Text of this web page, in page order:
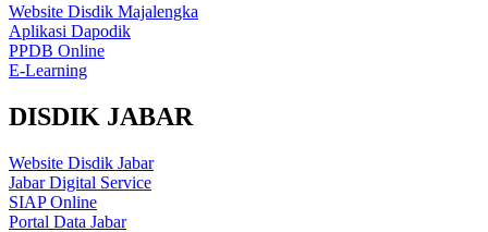
Website Disdik Majalengka
Aplikasi Dapodik
PPDB Online
E-Learning
DISDIK JABAR
Website Disdik Jabar
Jabar Digital Service
SIAP Online
Portal Data Jabar